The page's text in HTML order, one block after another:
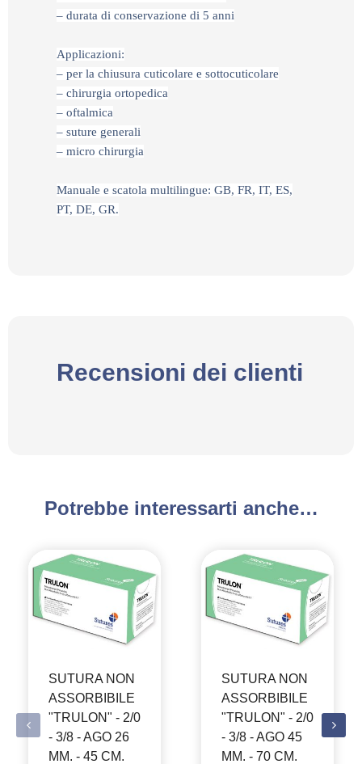
– durata di conservazione di 5 anni
Applicazioni:
– per la chiusura cuticolare e sottocuticolare
– chirurgia ortopedica
– oftalmica
– suture generali
– micro chirurgia
Manuale e scatola multilingue: GB, FR, IT, ES,
PT, DE, GR.
Recensioni dei clienti
Potrebbe interessarti anche…
SUTURA NON
ASSORBIBILE
"TRULON" - 2/0
- 3/8 - AGO 26
MM. - 45 CM.
SUTURA NON
ASSORBIBILE
"TRULON" - 2/0
- 3/8 - AGO 45
MM. - 70 CM.